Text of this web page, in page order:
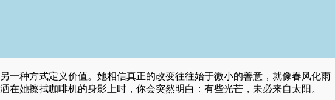
一种方式定义价值。她相信真正的改变往往始于微小的善意，就像春风化雨
在她擦拭咖啡机的身影上时，你会突然明白：有些光芒，未必来自太阳。